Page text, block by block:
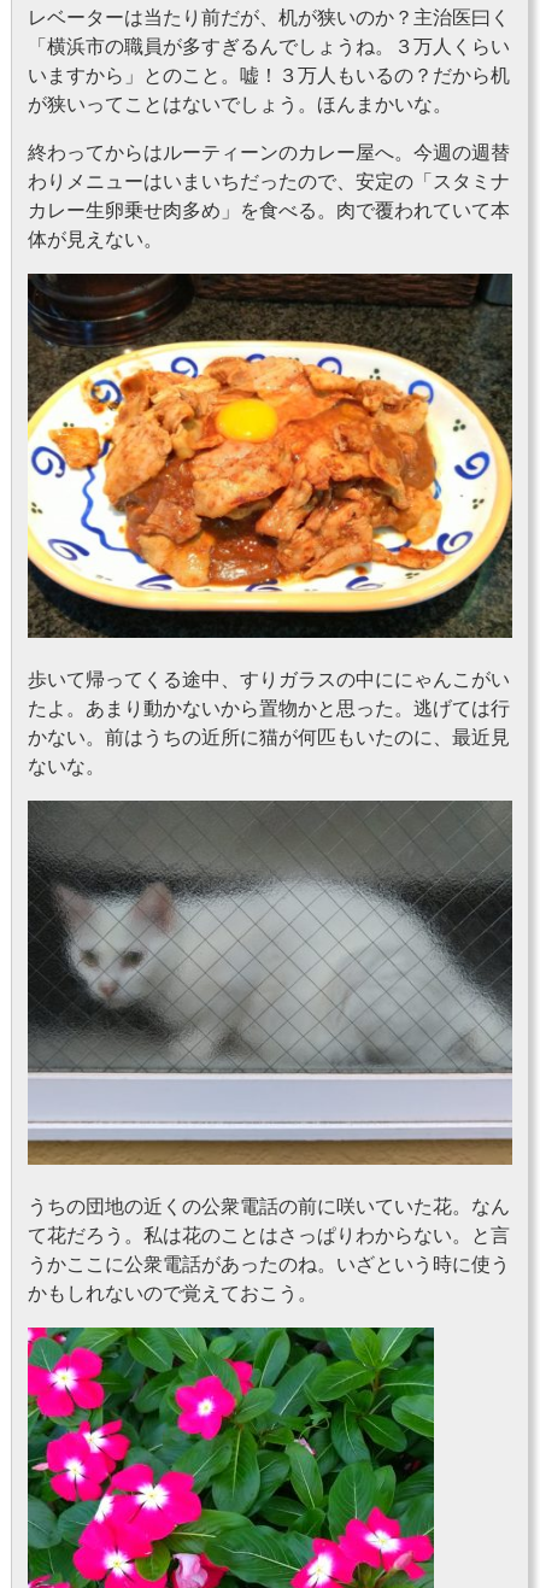
レベーターは当たり前だが、机が狭いのか？主治医曰く
「横浜市の職員が多すぎるんでしょうね。３万人くらい
いますから」とのこと。嘘！３万人もいるの？だから机
が狭いってことはないでしょう。ほんまかいな。
終わってからはルーティーンのカレー屋へ。今週の週替
わりメニューはいまいちだったので、安定の「スタミナ
カレー生卵乗せ肉多め」を食べる。肉で覆われていて本
体が見えない。
歩いて帰ってくる途中、すりガラスの中ににゃんこがい
たよ。あまり動かないから置物かと思った。逃げては行
かない。前はうちの近所に猫が何匹もいたのに、最近見
ないな。
うちの団地の近くの公衆電話の前に咲いていた花。なん
て花だろう。私は花のことはさっぱりわからない。と言
うかここに公衆電話があったのね。いざという時に使う
かもしれないので覚えておこう。